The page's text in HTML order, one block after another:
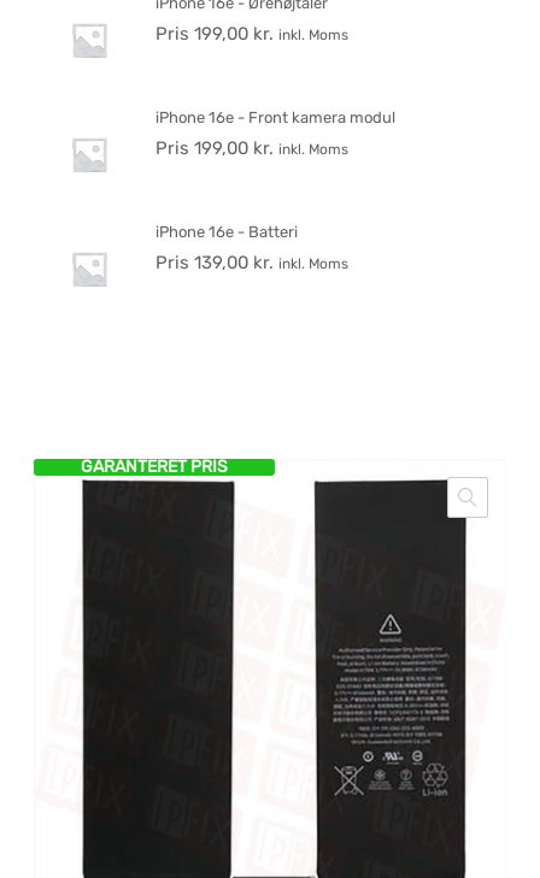
GARANTERET PRIS
Pris 199,00 kr. inkl. Moms
iPhone 16e - Front kamera modul
Pris 199,00 kr. inkl. Moms
iPhone 16e - Batteri
Pris 139,00 kr. inkl. Moms